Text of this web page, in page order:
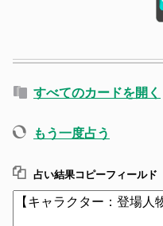
すべてのカードを開く
もう一度占う
占い結果コピーフィールド